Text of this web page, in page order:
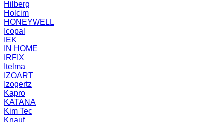
Hilberg
Holcim
HONEYWELL
Icopal
IEK
IN HOME
IRFIX
Itelma
IZOART
Izogertz
Kapro
KATANA
Kim Tec
Knauf